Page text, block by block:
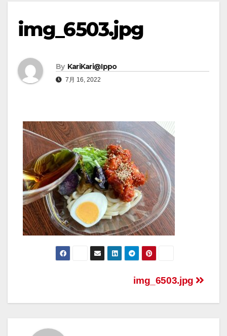
img_6503.jpg
By KariKari@Ippo
7月 16, 2022
img_6503.jpg